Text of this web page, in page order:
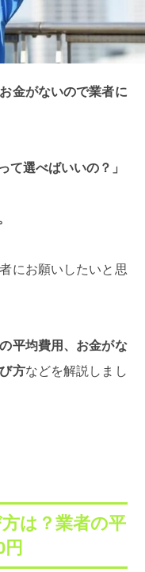
金がないので業者に
て選べばいいの？」
にお願いしたいと思
平均費用、お金がな
方などを解説しまし
は？業者の平